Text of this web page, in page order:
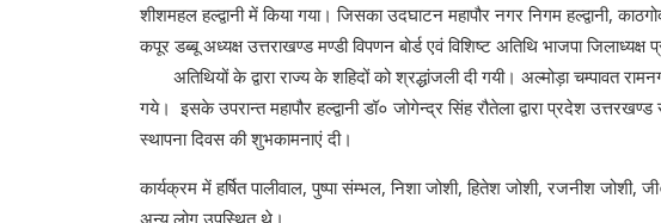
शीशमहल हल्द्वानी में किया गया। जिसका उदघाटन महापौर नगर निगम हल्द्वानी,
कपूर डब्बू अध्यक्ष उत्तराखण्ड मण्डी विपणन बोर्ड एवं विशिष्ट अतिथि भाजपा जिलाध्यक्ष
अतिथियों के द्वारा राज्य के शहिदों को श्रद्धांजली दी गयी। अल्मोड़ा चम्पावत
गये। इसके उपरान्त महापौर हल्द्वानी डॉ० जोगेन्द्र सिंह रौतेला द्वारा प्रदेश
स्थापना दिवस की शुभकामनाएं दी।
कार्यक्रम में हर्षित पालीवाल, पुष्पा संम्भल, निशा जोशी, हितेश जोशी, रजनीश जोशी,
अन्य लोग उपस्थित थे।